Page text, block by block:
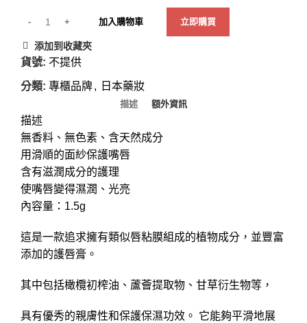
加入購物車 立即購買
添加到收藏夾
貨號: 不提供
分類: 專櫃品牌, 日本藥妝
描述 額外資訊
描述
無香料、無色素、含天然成分
用滑順的面紗保護嘴唇
含有滋潤成分的護理
使嘴唇變得濕潤、光亮
內容量：1.5g
這是一款追求擁有類似唇粘膜組成的植物成分，並豐富
添加的護唇膏。
其中包括橄欖初榨油、蘆薈提取物、甘草衍生物等，
具有優秀的親膚性和保護保濕功效。 它能夠平滑地展